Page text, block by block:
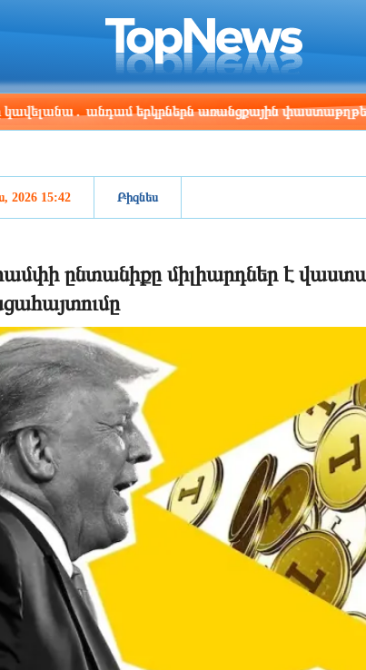
Los Angeles
00:14
Beijing
15:14
անդամ երկրներն առանցքային փաստաթղթեր են
2026 15:42 Բիզնես
ընտանիքը միլիարդներ է